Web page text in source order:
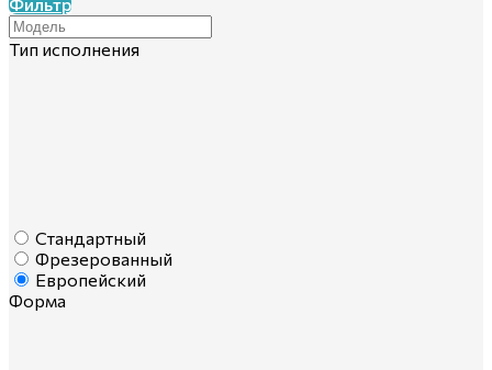
Тип исполнения
Стандартный
Фрезерованный
Европейский
Форма